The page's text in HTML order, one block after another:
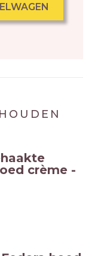
crème -